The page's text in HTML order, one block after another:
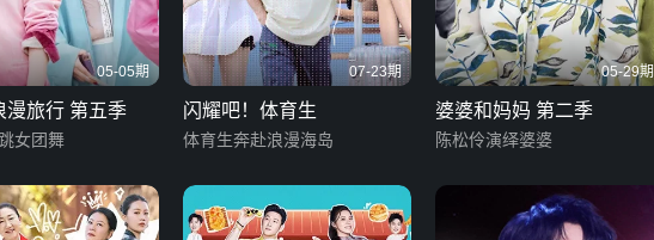
05-05期
漫旅行 第五季
女团舞
07-23期
闪耀吧！体育生
体育生奔赴浪漫海岛
05-29期
婆婆和妈妈 第二季
陈松伶演绎婆婆